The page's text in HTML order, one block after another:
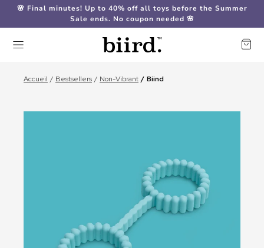
🌸 Final minutes! Up to 40% off all toys before the Summer
Sale ends. No coupon needed 🌸
Accueil Bestsellers Non-Vibrant Biind